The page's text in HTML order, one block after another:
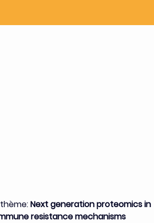
Next generation proteomics in
resistance mechanisms